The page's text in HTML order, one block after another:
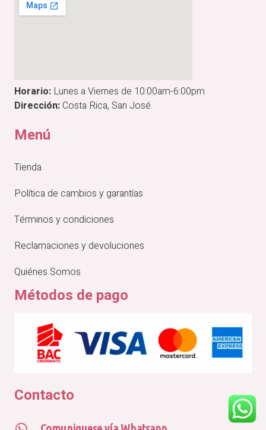
Horario: Lunes a Viernes de 10:00am-6:00pm
Dirección:Costa Rica, San José.
Menú
Tienda
Política de cambios y garantías
Términos y condiciones
Reclamaciones y devoluciones
Quiénes Somos
Métodos de pago
Contacto